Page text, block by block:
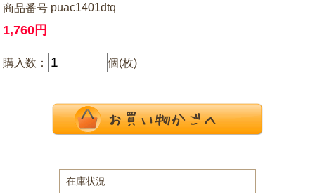
商品番号 puac1401dtq
1,760円
購入数： 個(枚)